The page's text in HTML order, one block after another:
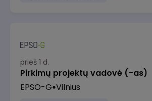
prieš 1 d.
Pirkimų projektų vadovė (-as)
EPSO-G Vilnius